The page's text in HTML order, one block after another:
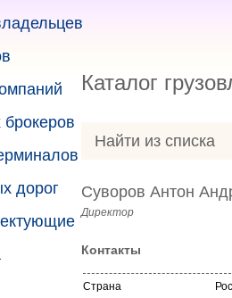
дорог
Каталог
Найти из списка
Суворов Антон
Директор
Контакты
Страна